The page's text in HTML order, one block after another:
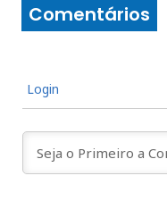
Comentários
Login